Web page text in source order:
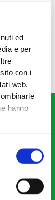
ed
e per
con i
web,
hanno